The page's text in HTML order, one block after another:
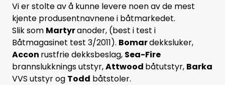
Vi er stolte av å kunne levere noen av de mest
kjente produsentnavnene i båtmarkedet.
Slik som Martyranoder, (best i test i
Båtmagasinet test 3/2011). Bomardekksluker,
Accon rustfrie dekksbeslag, Sea-Fire
brannslukknings utstyr,Attwood båtutstyr, Barka
VVS utstyr og Todd båtstoler.
Motordeler
Propeller
Pumper